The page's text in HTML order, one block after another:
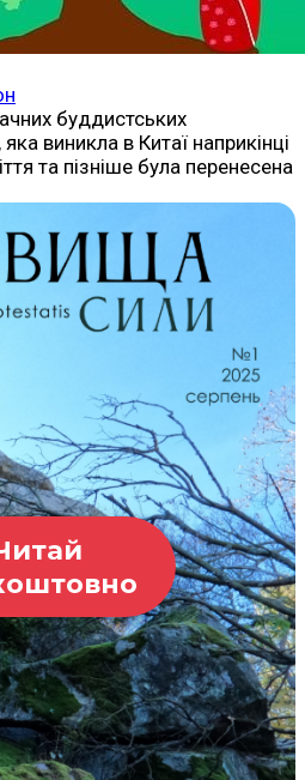
буддистських
виникла в Китаї наприкінці
та пізніше була перенесена